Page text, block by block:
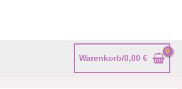
Warenkorb/0,00€